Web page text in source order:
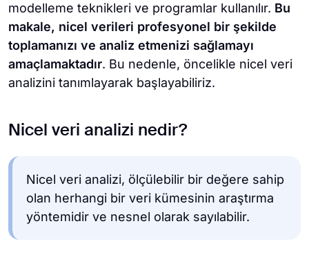
modelleme teknikleri ve programlar kullanılır. Bu
makale, nicel verileri profesyonel bir şekilde
toplamanızı ve analiz etmenizi sağlamayı
amaçlamaktadır. Bu nedenle, öncelikle nicel veri
analizini tanımlayarak başlayabiliriz.
Nicel veri analizi nedir?
Nicel veri analizi, ölçülebilir bir değere sahip
olan herhangi bir veri kümesinin araştırma
yöntemidir ve nesnel olarak sayılabilir.